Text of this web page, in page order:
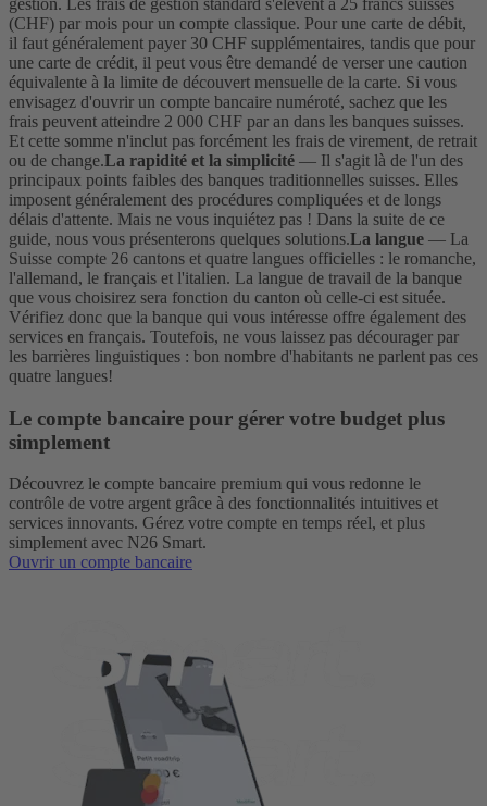
gestion. Les frais de gestion standard s'élèvent à 25 francs suisses
(CHF) par mois pour un compte classique. Pour une carte de débit,
il faut généralement payer 30 CHF supplémentaires, tandis que pour
une carte de crédit, il peut vous être demandé de verser une caution
équivalente à la limite de découvert mensuelle de la carte. Si vous
envisagez d'ouvrir un compte bancaire numéroté, sachez que les
frais peuvent atteindre 2 000 CHF par an dans les banques suisses.
Et cette somme n'inclut pas forcément les frais de virement, de retrait
ou de change.La rapidité et la simplicité — Il s'agit là de l'un des
principaux points faibles des banques traditionnelles suisses. Elles
imposent généralement des procédures compliquées et de longs
délais d'attente. Mais ne vous inquiétez pas ! Dans la suite de ce
guide, nous vous présenterons quelques solutions.La langue — La
Suisse compte 26 cantons et quatre langues officielles : le romanche,
l'allemand, le français et l'italien. La langue de travail de la banque
que vous choisirez sera fonction du canton où celle-ci est située.
Vérifiez donc que la banque qui vous intéresse offre également des
services en français. Toutefois, ne vous laissez pas décourager par
les barrières linguistiques : bon nombre d'habitants ne parlent pas ces
quatre langues!
Le compte bancaire pour gérer votre budget plus
simplement
Découvrez le compte bancaire premium qui vous redonne le
contrôle de votre argent grâce à des fonctionnalités intuitives et
services innovants. Gérez votre compte en temps réel, et plus
simplement avec N26 Smart.
Ouvrir un compte bancaire